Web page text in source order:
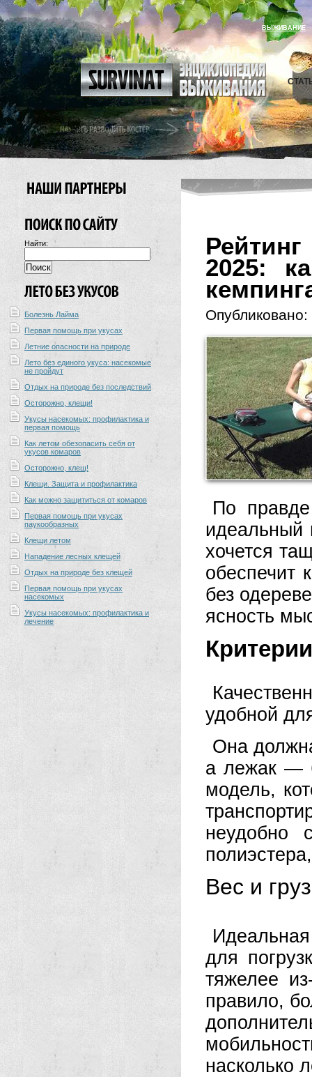
ВЫЖИВАНИЕ
Найти:
Болезнь Лайма
Первая помощь при укусах
Летние опасности на природе
Лето без единого укуса: насекомые
не пройдут
Отдых на природе без последствий
Осторожно, клещи!
Укусы насекомых: профилактика и
первая помощь
Как летом обезопасить себя от
укусов комаров
Осторожно, клещ!
Клещи. Защита и профилактика
Как можно защититься от комаров
Первая помощь при укусах
паукообразных
Клещи летом
Нападение лесных клещей
Отдых на природе без клещей
Первая помощь при укусах
насекомых
Укусы насекомых: профилактика и
лечение
2025:
Опубликовано:
По
идеальный
хочется
обеспечит
без
ясность
удобной
Она
а лежак —
модель,
неудобно
Вес и
для
тяжелее
правило,
насколько